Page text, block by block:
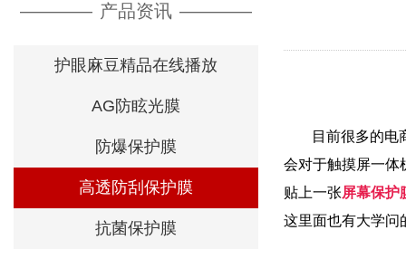
———— 产品资讯 ————
护眼麻豆精品在线播放
AG防眩光膜
防爆保护膜
高透防刮保护膜
抗菌保护膜
目前很多的电
会对于触摸屏一体
贴上一张屏幕保护
这里面也有大学问的